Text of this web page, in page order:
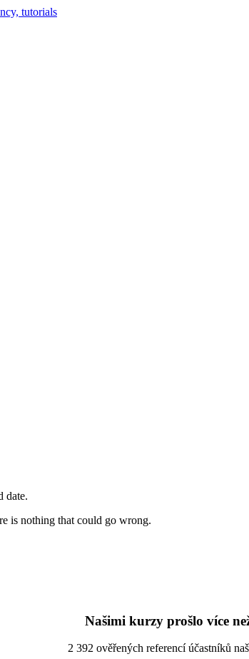
date.
is nothing that could go wrong.
Našimi kurzy prošlo více
2 392 ověřených referencí účastníků